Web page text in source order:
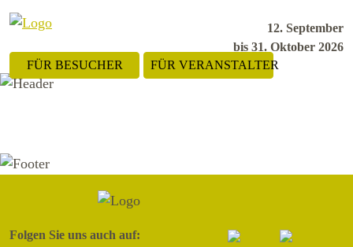
FÜR BESUCHER FÜR VERANSTALTER
12. September
bis 31. Oktober 2026
Folgen Sie uns auch auf: